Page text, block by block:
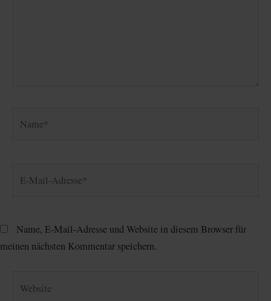
Name, E-Mail-Adresse und Website in diesem Browser für
meinen nächsten Kommentar speichern.